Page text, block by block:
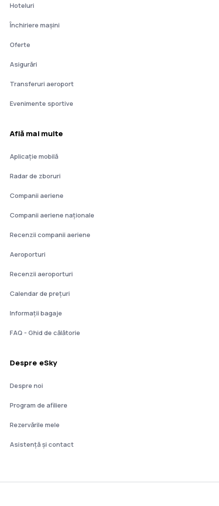
Hoteluri
Închiriere mașini
Oferte
Asigurări
Transferuri aeroport
Evenimente sportive
Află mai multe
Aplicație mobilă
Radar de zboruri
Companii aeriene
Companii aeriene naţionale
Recenzii companii aeriene
Aeroporturi
Recenzii aeroporturi
Calendar de prețuri
Informații bagaje
FAQ - Ghid de călătorie
Despre eSky
Despre noi
Program de afiliere
Rezervările mele
Asistenţă şi contact